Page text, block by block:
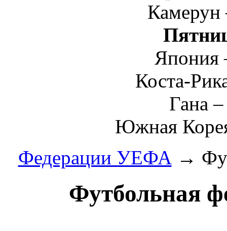
Камерун
Япония
Коста-
Гана
Южная
Федерации УЕФА →
Футбольная